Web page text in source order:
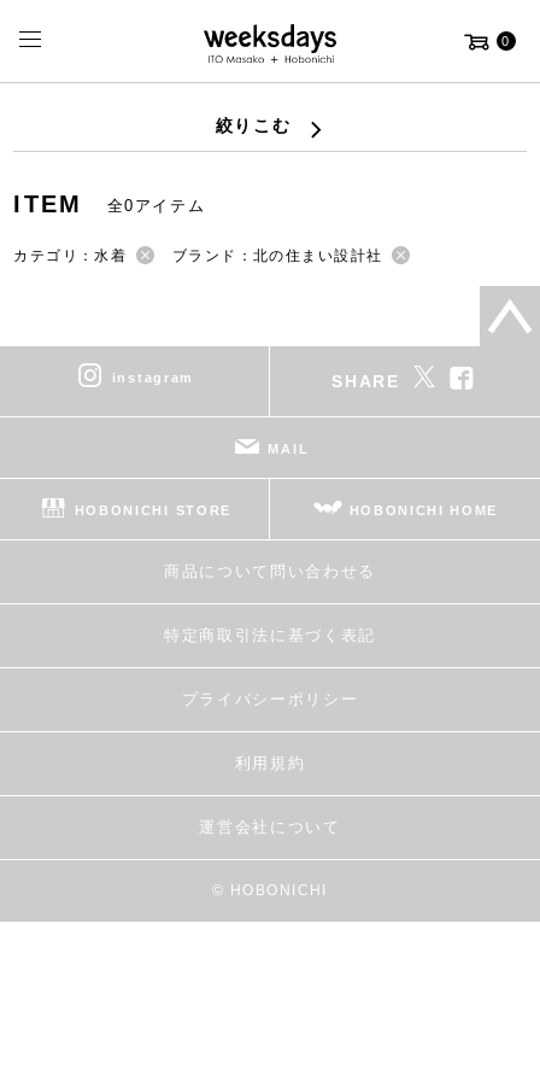
0
絞りこむ
ITEM 全0アイテム
カテゴリ：水着 ブランド：北の住まい設計社
instagram SHARE
MAIL
HOBONICHI STORE HOBONICHI HOME
商品について問い合わせる
特定商取引法に基づく表記
プライバシーポリシー
利用規約
運営会社について
© HOBONICHI